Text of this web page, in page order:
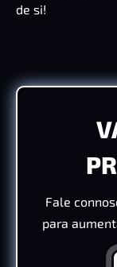
de si!
Fale
para